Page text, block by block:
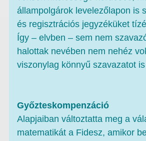
állampolgárok levelezőlapon is
és regisztrációs jegyzéküket
Így – elvben – sem nem
halottak nevében nem nehéz
viszonylag könnyű szavazatot
Győzteskompenzáció
Alapjaiban változtatta meg a
matematikát a Fidesz, amikor